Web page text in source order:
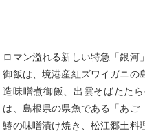
ロマン溢れる新しい特急「銀河
御飯は、境港産紅ズワイガニの
造味噌煮御飯、出雲そばたた
は、島根県の県魚である「あご
鰆の味噌漬け焼き、松江郷土料